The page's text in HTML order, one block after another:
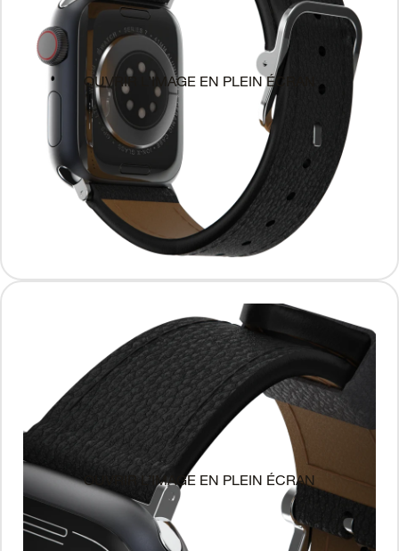
OUVRIR L’IMAGE EN PLEIN ÉCRAN
OUVRIR L’IMAGE EN PLEIN ÉCRAN